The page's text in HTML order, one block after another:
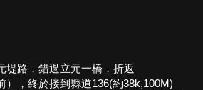
堤路，錯過立元一橋，折返
），終於接到縣道136(約38k,100M)